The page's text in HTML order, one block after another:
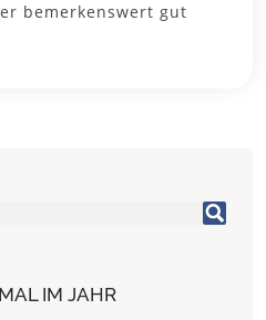
IM JAHR
bemerkenswert gut